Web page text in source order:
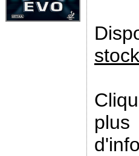
stock
plus